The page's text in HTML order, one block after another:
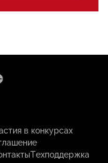
в конкурсах
Техподдержка